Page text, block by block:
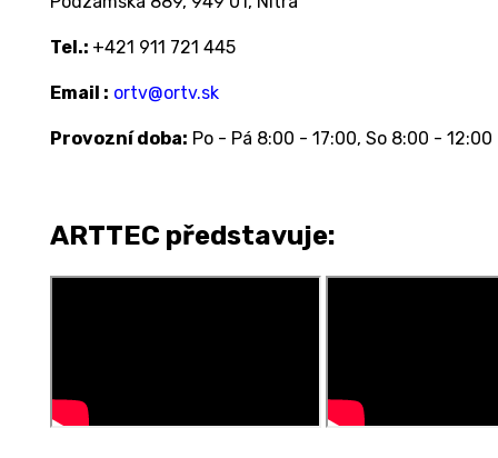
Tel.: +421 911 721 445
Email : ortv@ortv.sk
Provozní doba: Po - Pá 8:00 - 17:00, So 8:00 - 12:00
ARTTEC představuje: